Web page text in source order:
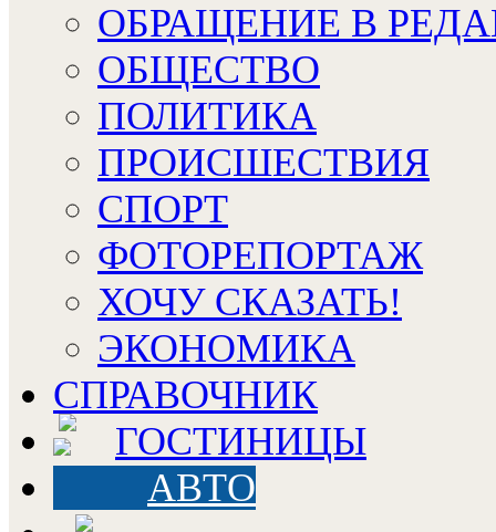
ОБРАЩЕНИЕ В
ОБЩЕСТВО
ПОЛИТИКА
ПРОИСШЕСТВИЯ
СПОРТ
ФОТОРЕПОРТАЖ
ХОЧУ СКАЗАТЬ!
ЭКОНОМИКА
СПРАВОЧНИК
ГОСТИНИЦЫ
АВТО